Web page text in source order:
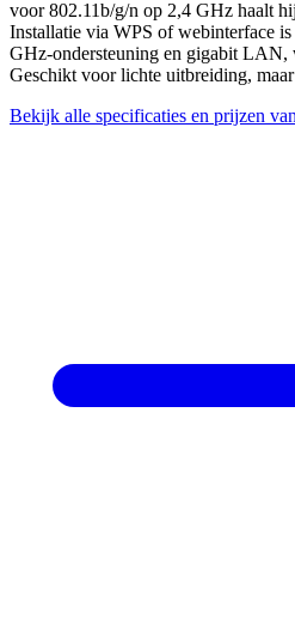
voor 802.11b/g/n op 2,4 GHz haalt
Installatie via WPS of webinterface
GHz-ondersteuning en gigabit LAN,
Geschikt voor lichte uitbreiding,
Bekijk alle specificaties en prijzen